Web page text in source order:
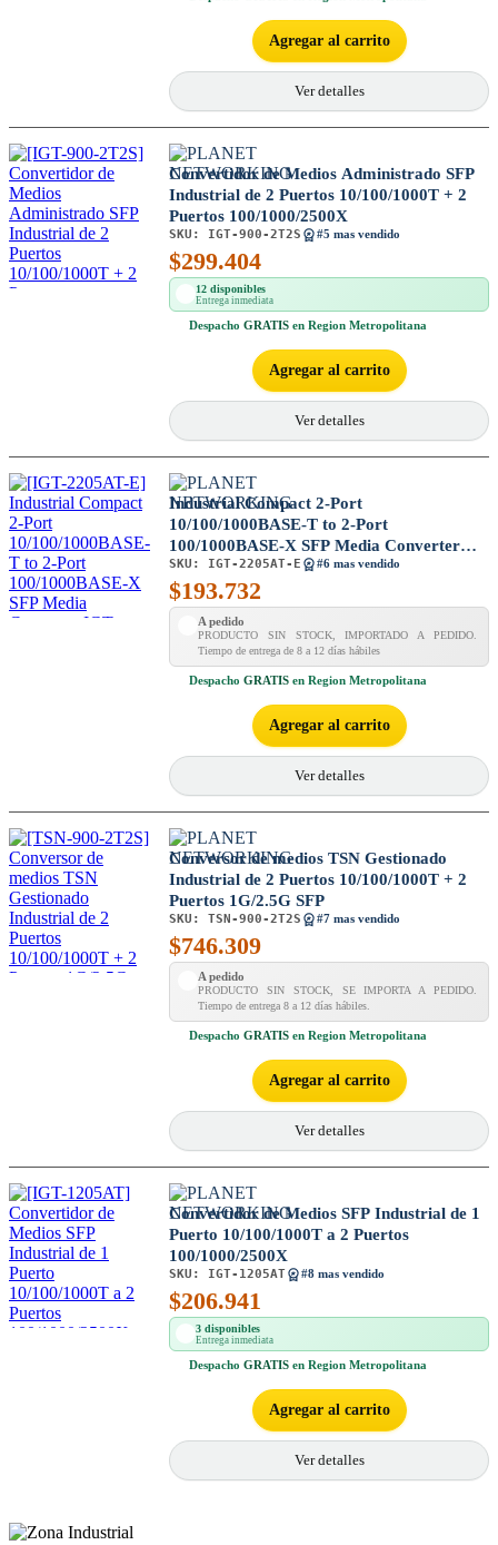
Agregar al carrito
Ver detalles
Convertidor de Medios Administrado SFP
Industrial de 2 Puertos 10/100/1000T + 2
Puertos 100/1000/2500X
SKU: IGT-900-2T2S #5 mas vendido
$299.404
12 disponibles
Entrega inmediata
Despacho GRATIS en Region Metropolitana
Agregar al carrito
Ver detalles
Industrial Compact 2-Port
10/100/1000BASE-T to 2-Port
100/1000BASE-X SFP Media Converter
IGT-2205AT-E
SKU: IGT-2205AT-E #6 mas vendido
$193.732
A pedido
PRODUCTO SIN STOCK, IMPORTADO A PEDIDO.
Tiempo de entrega de 8 a 12 días hábiles
Despacho GRATIS en Region Metropolitana
Agregar al carrito
Ver detalles
Conversor de medios TSN Gestionado
Industrial de 2 Puertos 10/100/1000T + 2
Puertos 1G/2.5G SFP
SKU: TSN-900-2T2S #7 mas vendido
$746.309
A pedido
PRODUCTO SIN STOCK, SE IMPORTA A PEDIDO.
Tiempo de entrega 8 a 12 días hábiles.
Despacho GRATIS en Region Metropolitana
Agregar al carrito
Ver detalles
Convertidor de Medios SFP Industrial de 1
Puerto 10/100/1000T a 2 Puertos
100/1000/2500X
SKU: IGT-1205AT #8 mas vendido
$206.941
3 disponibles
Entrega inmediata
Despacho GRATIS en Region Metropolitana
Agregar al carrito
Ver detalles